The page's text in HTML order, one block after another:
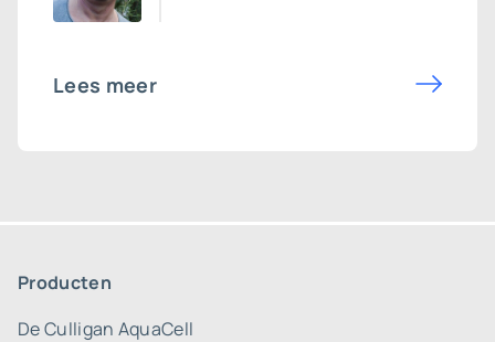
Lees meer
Producten
De Culligan AquaCell